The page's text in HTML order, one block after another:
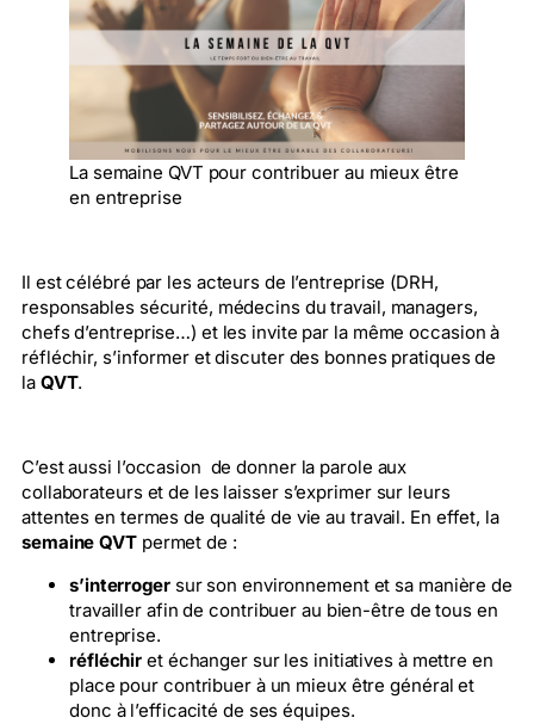
La semaine QVT pour contribuer au mieux être
en entreprise
Il est célébré par les acteurs de l’entreprise (DRH,
responsables sécurité, médecins du travail, managers,
chefs d’entreprise…) et les invite par la même occasion à
réfléchir, s’informer et discuter des bonnes pratiques de
la QVT.
C’est aussi l’occasion de donner la parole aux
collaborateurs et de les laisser s’exprimer sur leurs
attentes en termes de qualité de vie au travail. En effet, la
semaine QVTpermet de :
s’interrogersur son environnement et sa manière de
travailler afin de contribuer au bien-être de tous en
entreprise.
réfléchir et échanger sur les initiatives à mettre en
place pour contribuer à un mieux être général et
donc à l’efficacité de ses équipes.